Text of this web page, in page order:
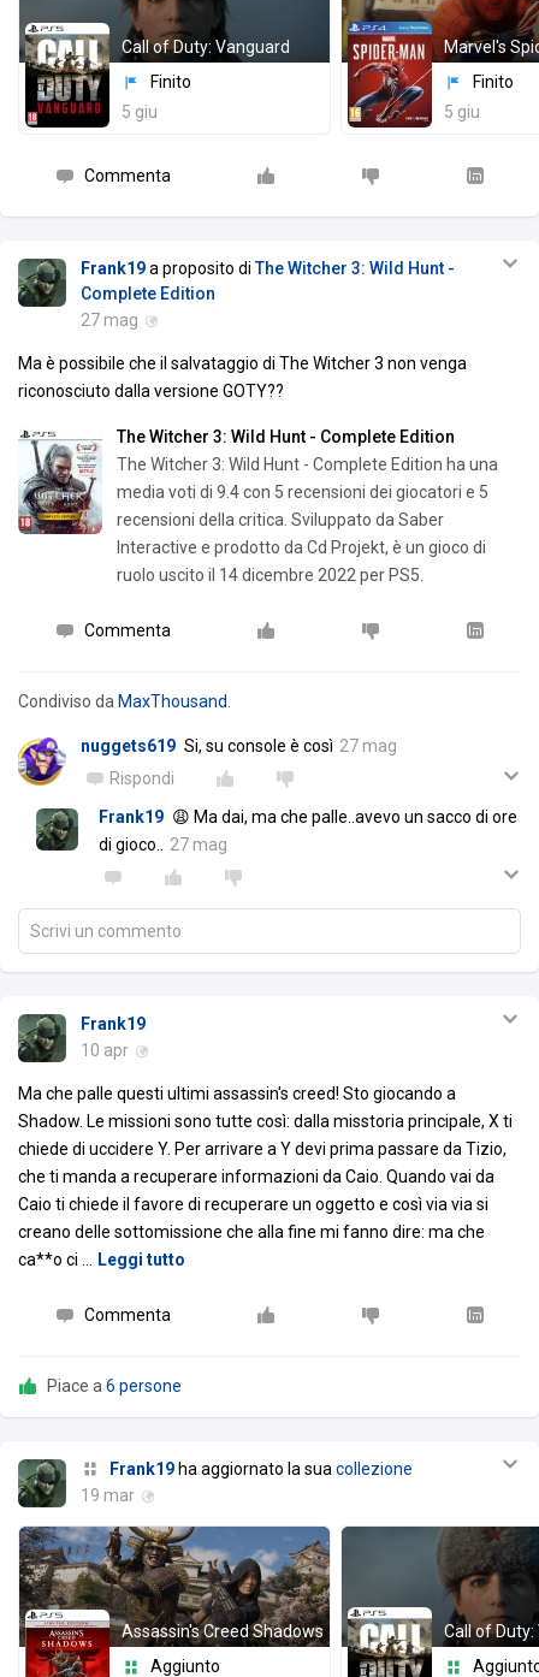
Call of Duty: Vanguard
Finito
5 giu
Marvel's
Finito
5 giu
Commenta
Frank19a proposito diThe Witcher 3: Wild Hunt -
Complete Edition
27 mag
Ma è possibile che il salvataggio di The Witcher 3 non venga
riconosciuto dalla versione GOTY??
The Witcher 3: Wild Hunt - Complete Edition
The Witcher 3: Wild Hunt - Complete Edition ha una
media voti di 9.4 con 5 recensioni dei giocatori e 5
recensioni della critica. Sviluppato da Saber
Interactive e prodotto da Cd Projekt, è un gioco di
ruolo uscito il 14 dicembre 2022 per PS5.
Commenta
Condiviso da MaxThousand
nuggets619 Si, su console è così 27 mag
Rispondi
Frank19 😩 Ma dai, ma che palle..avevo un sacco di ore
di gioco..
27 mag
Scrivi un commento
Frank19
10 apr
Ma che palle questi ultimi assassin's creed! Sto giocando a
Shadow. Le missioni sono tutte così: dalla misstoria principale, X ti
chiede di uccidere Y. Per arrivare a Y devi prima passare da Tizio,
che ti manda a recuperare informazioni da Caio. Quando vai da
Caio ti chiede il favore di recuperare un oggetto e così via via si
creano delle sottomissione che alla fine mi fanno dire: ma che
ca**o ci
Leggi tutto
Commenta
Piace a 6 persone
Frank19 ha aggiornato la sua collezione
19 mar
Assassin's Creed Shadows
Aggiunto
Call of